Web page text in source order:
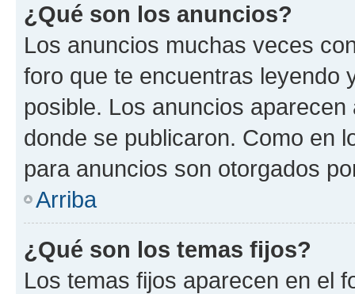
¿Qué son los anuncios?
Los anuncios muchas veces
foro que te encuentras leyendo
posible. Los anuncios
donde se publicaron. Como en
para anuncios son otorgados
Arriba
¿Qué son los temas fijos?
Los temas fijos aparecen en el